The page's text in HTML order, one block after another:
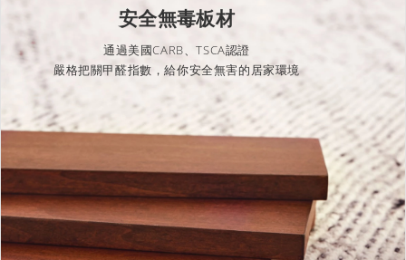
安全無毒板材
通過美國CARB、TSCA認證
嚴格把關甲醛指數，給你安全無害的居家環境